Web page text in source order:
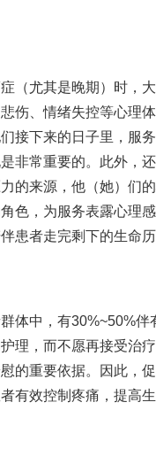
（尤其是晚期）时，
伤、情绪失控等心理
接下来的日子里，服
非常重要的。此外，
的来源，他（她）们
色，为服务表露心理
患者走完剩下的生命
体中，有30%~50%
理，而不愿再接受治
的重要依据。因此，
有效控制疼痛，提高